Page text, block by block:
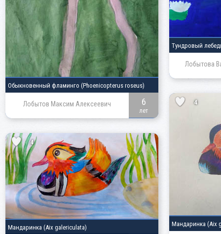
Обыкновенный фламинго (Phoenicopterus roseus)
Лобытов Максим Алексеевич 6
лет
Тундровый
Лобытова
4
Мандаринка (Aix
4
Мандаринка (Aix galericulata)